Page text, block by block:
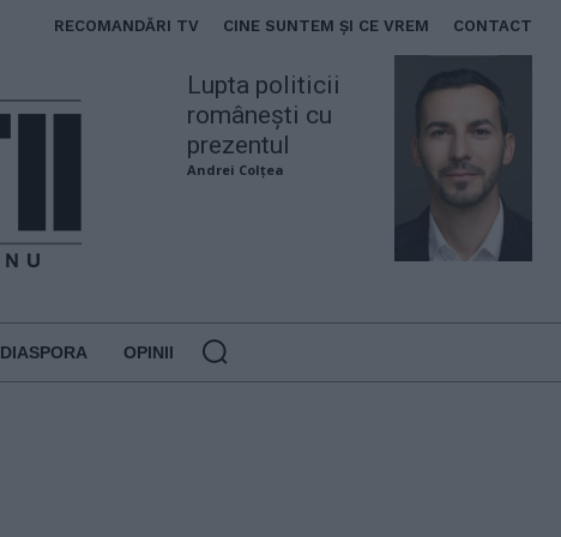
RECOMANDĂRI TV CINE SUNTEM ȘI CE VREM CONTACT
Lupta politicii
românești cu
prezentul
Andrei Colțea
DIASPORA OPINII